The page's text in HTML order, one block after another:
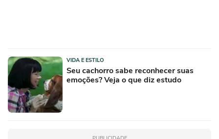
VIDA E ESTILO
Seu cachorro sabe reconhecer suas
emoções? Veja o que diz estudo